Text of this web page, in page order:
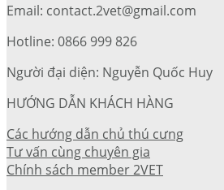
Email: contact.2vet@gmail.com
Hotline: 0866 999 826
Người đại diện: Nguyễn Quốc Huy
HƯỚNG DẪN KHÁCH HÀNG
Các hướng dẫn chủ thú cưng
Tư vấn cùng chuyên gia
Chính sách member 2VET